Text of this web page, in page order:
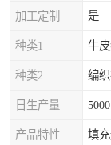
加工定制 是
种类1 牛
种类2 编
日生产量 5000
产品特性 填